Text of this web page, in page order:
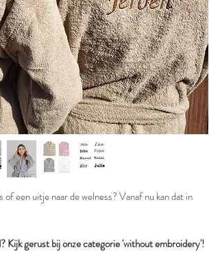
of een uitje naar de welness? Vanaf nu kan dat in
Kijk gerust bij onze categorie 'without embroidery'!